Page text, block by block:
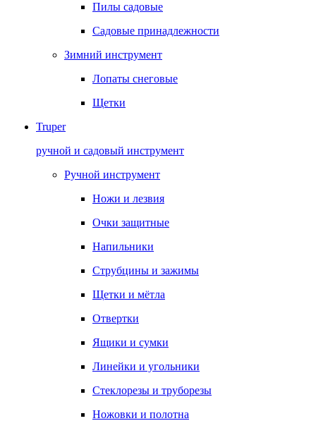
Пилы садовые
Садовые принадлежности
Зимний инструмент
Лопаты снеговые
Щетки
Truper
ручной и садовый инструмент
Ручной инструмент
Ножи и лезвия
Очки защитные
Напильники
Струбцины и зажимы
Щетки и мётла
Отвертки
Ящики и сумки
Линейки и угольники
Стеклорезы и труборезы
Ножовки и полотна